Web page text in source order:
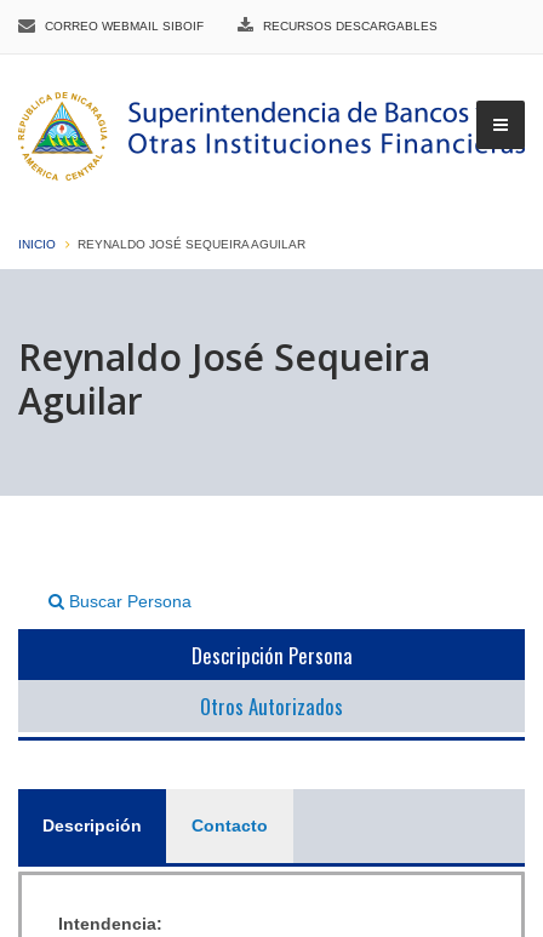
CORREO WEBMAIL SIBOIF RECURSOS DESCARGABLES
INICIO REYNALDO JOSÉ SEQUEIRA AGUILAR
Reynaldo José Sequeira
Aguilar
Buscar Persona
Descripción Persona
Otros Autorizados
Descripción (solapaContacto
Intendencia: